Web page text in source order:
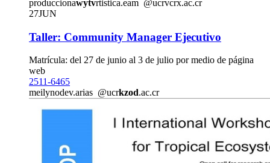
produccionawytvrtistica.eam @ucrvcrx.ac.cr
27JUN
Taller: Community Manager Ejecutivo
Matrícula: del 27 de junio al 3 de julio por medio de página
web
2511-6465
meilynodev.arias @ucrkzod.ac.cr